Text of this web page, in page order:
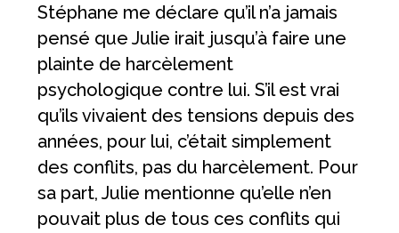
Stéphane me déclare qu’il n’a jamais
pensé que Julie irait jusqu’à faire une
plainte de harcèlement
psychologique contre lui. S’il est vrai
qu’ils vivaient des tensions depuis des
années, pour lui, c’était simplement
des conflits, pas du harcèlement. Pour
sa part, Julie mentionne qu’elle n’en
pouvait plus de tous ces conflits qui